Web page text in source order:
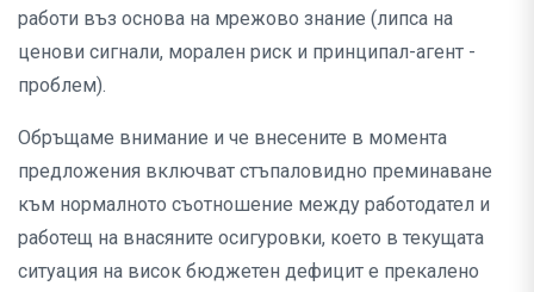
работи въз основа на мрежово знание (липса на
ценови сигнали, морален риск и принципал-агент -
проблем).
Обръщаме внимание и че внесените в момента
предложения включват стъпаловидно преминаване
към нормалното съотношение между работодател и
работещ на внасяните осигуровки, което в текущата
ситуация на висок бюджетен дефицит е прекалено